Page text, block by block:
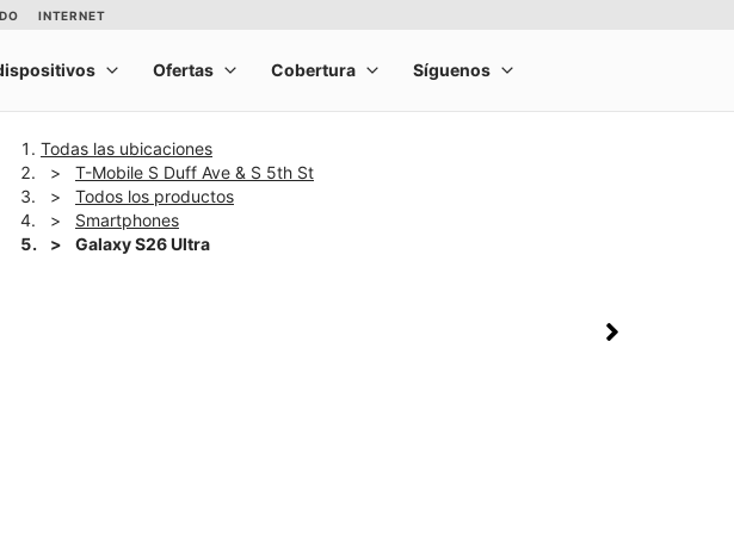
Todas las ubicaciones
T-Mobile S Duff Ave & S 5th St
Todos los productos
Smartphones
Galaxy S26 Ultra
This carousel shows one large product image at a time. Use the Previous and Next buttons